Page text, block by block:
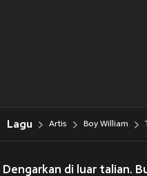
Lagu Artis Boy William
Dengarkan di luar talian.